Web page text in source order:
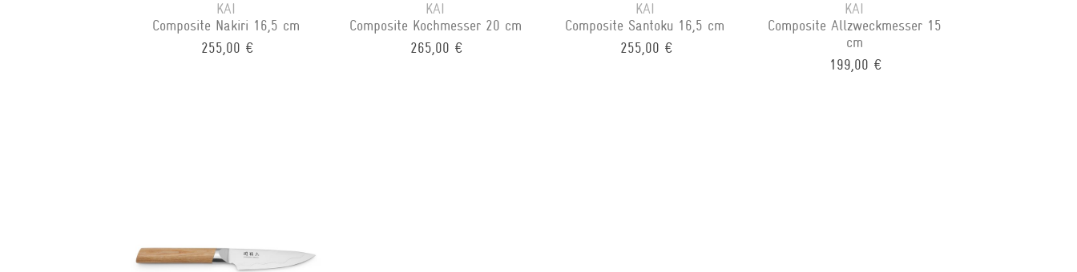
KAI
Composite Nakiri 16,5 cm
255,00 €
KAI
Composite Kochmesser 20 cm
265,00 €
KAI
Composite Santoku 16,5 cm
255,00 €
KAI
Composite Allzweckmesser 15
cm
199,00 €